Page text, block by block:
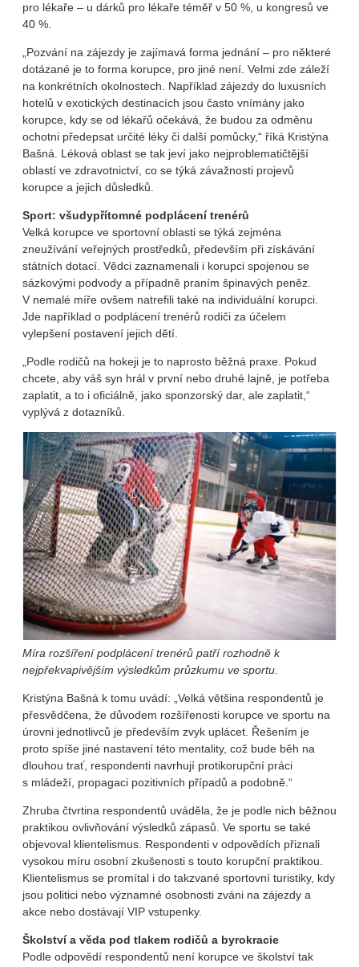
pro lékaře – u dárků pro lékaře téměř v 50 %, u kongresů ve
40 %.
„Pozvání na zájezdy je zajímavá forma jednání – pro některé
dotázané je to forma korupce, pro jiné není. Velmi zde záleží
na konkrétních okolnostech. Například zájezdy do luxusních
hotelů v exotických destinacích jsou často vnímány jako
korupce, kdy se od lékařů očekává, že budou za odměnu
ochotni předepsat určité léky či další pomůcky,“ říká Kristýna
Bašná. Léková oblast se tak jeví jako nejproblematičtější
oblastí ve zdravotnictví, co se týká závažnosti projevů
korupce a jejich důsledků.
Sport: všudypřítomné podplácení trenérů
Velká korupce ve sportovní oblasti se týká zejména
zneužívání veřejných prostředků, především při získávání
státních dotací. Vědci zaznamenali i korupci spojenou se
sázkovými podvody a případně praním špinavých peněz.
V nemalé míře ovšem natrefili také na individuální korupci.
Jde například o podplácení trenérů rodiči za účelem
vylepšení postavení jejich dětí.
„Podle rodičů na hokeji je to naprosto běžná praxe. Pokud
chcete, aby váš syn hrál v první nebo druhé lajně, je potřeba
zaplatit, a to i oficiálně, jako sponzorský dar, ale zaplatit,“
vyplývá z dotazníků.
Míra rozšíření podplácení trenérů patří rozhodně k
nejpřekvapivějším výsledkům průzkumu ve sportu.
Kristýna Bašná k tomu uvádí: „Velká většina respondentů je
přesvědčena, že důvodem rozšířenosti korupce ve sportu na
úrovni jednotlivců je především zvyk uplácet. Řešením je
proto spíše jiné nastavení této mentality, což bude běh na
dlouhou trať, respondenti navrhují protikorupční práci
s mládeží, propagaci pozitivních případů a podobně.“
Zhruba čtvrtina respondentů uváděla, že je podle nich běžnou
praktikou ovlivňování výsledků zápasů. Ve sportu se také
objevoval klientelismus. Respondenti v odpovědích přiznali
vysokou míru osobní zkušenosti s touto korupční praktikou.
Klientelismus se promítal i do takzvané sportovní turistiky, kdy
jsou politici nebo významné osobnosti zváni na zájezdy a
akce nebo dostávají VIP vstupenky.
Školství a věda pod tlakem rodičů a byrokracie
Podle odpovědí respondentů není korupce ve školství tak